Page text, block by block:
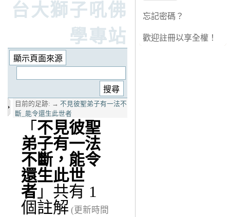
台大獅子吼佛
學專站
目前的足跡: → 不見彼聖弟子有一法不
斷_能令還生此世者
「 不見彼聖
弟子有一法
不斷，能令
還生此世
者 」共有 1
個註解 (更新時間
忘記密碼？
歡迎註冊以享全權！